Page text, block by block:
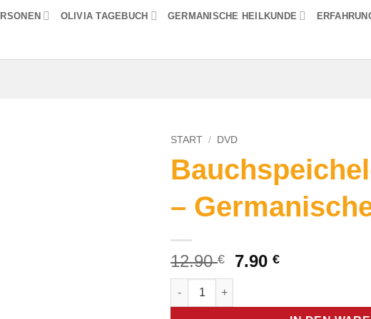
OLIVIA TAGEBUCH GERMANISCHE HEILKUNDE
START / DVD
–
12.90€
Ursprünglicher
12.90 €
7.90€Aktueller
7.90 €.
Bauchspeicheldrüse (DVD) -